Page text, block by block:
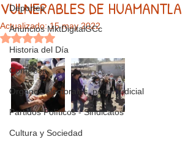
Deportes
Anuncios MktDigitalGCc
Historia del Día
Congreso
Órganos electorales, poder judicial
Partidos Políticos - Sindicatos
Cultura y Sociedad
VULNERABLES DE HUAMANTLA
Actualizado:15 may 2022
Obtuvo NaN de 5 estrellas.